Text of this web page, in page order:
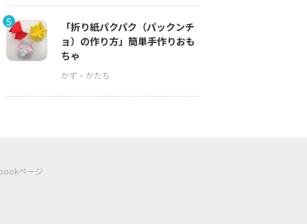
5
「折り紙パクパク（パックンチ
ョ）の作り方」簡単手作りおも
ちゃ
ページ